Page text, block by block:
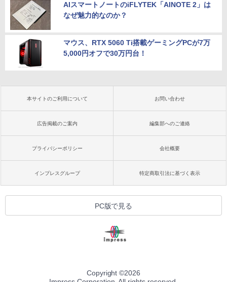
AIスマートノートのiFLYTEK「AINOTE 2」は
なぜ魅力的なのか？
マウス、RTX 5060 Ti搭載ゲーミングPCが7万
5,000円オフで30万円台！
本サイトのご利用について お問い合わせ
広告掲載のご案内 編集部へのご連絡
プライバシーポリシー 会社概要
インプレスグループ 特定商取引法に基づく表示
PC版で見る
Copyright ©2026